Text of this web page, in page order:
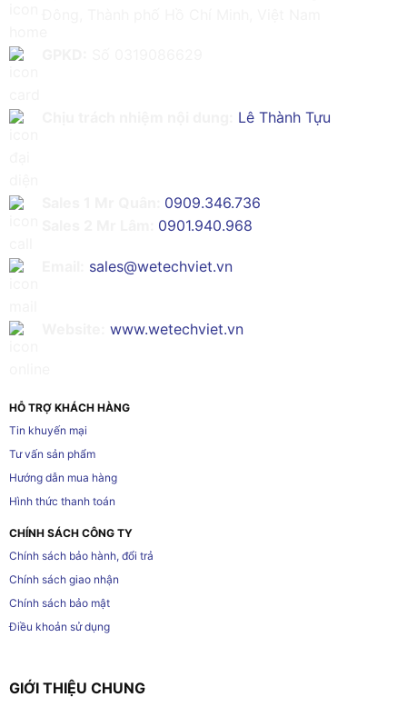
Lê Thành Tựu
0909.346.736
0901.940.968
sales@wetechviet.vn
www.wetechviet.vn
HỖ TRỢ KHÁCH HÀNG
Tin khuyến mại
Tư vấn sản phẩm
Hướng dẫn mua hàng
Hình thức thanh toán
CHÍNH SÁCH CÔNG TY
Chính sách bảo hành, đổi trả
Chính sách giao nhận
Chính sách bảo mật
Điều khoản sử dụng
GIỚI THIỆU CHUNG